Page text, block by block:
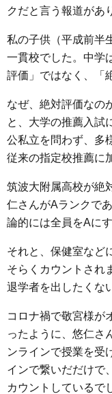
o
k
e
a
クだと言う報道があ
私の子供（平成前半
一貫校でした。中学
評価」ではなく、「
なぜ、絶対評価なの
と、大学の推薦入試
公私立を問わず、多
従来の指定校推薦に
筑波大附属高校が絶
仁さんがAランクで
論的には全員をAに
それと、保健室など
そらくカウントされ
退学者を出したくな
コロナ禍で敬宮様が
ったように、悠仁さ
ンラインで授業を受
インで繋いだだけで
カウントしているで